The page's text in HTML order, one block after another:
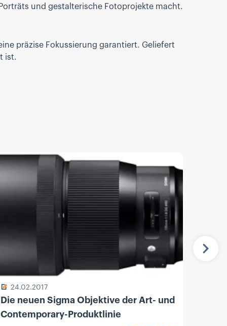
und gestalterische Fotoprojekte macht.
präzise Fokussierung garantiert. Geliefert
ist.
24.02.2017
Die neuen Sigma Objektive der Art- und
Contemporary-Produktlinie